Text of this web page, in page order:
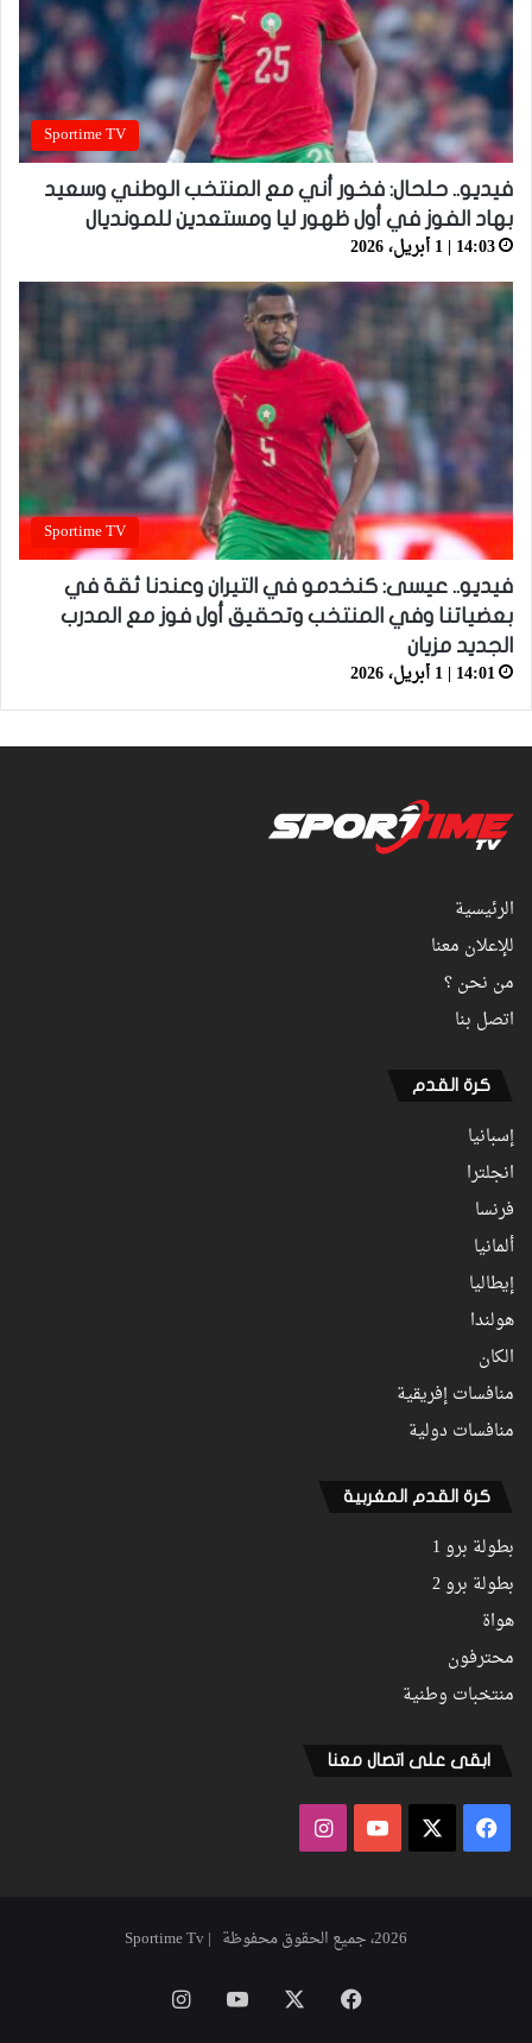
Sportime TV
فيديو.. حلحال: فخور أني مع المنتخب الوطني وسعيد
بهاد الفوز في أول ظهور ليا ومستعدين للمونديال
14:03 | 1 أبريل، 2026
Sportime TV
فيديو.. عيسى: كنخدمو في التيران وعندنا ثقة في
بعضياتنا وفي المنتخب وتحقيق أول فوز مع المدرب
الجديد مزيان
14:01 | 1 أبريل، 2026
الرئيسية
للإعلان معنا
من نحن ؟
اتصل بنا
كرة القدم
إسبانيا
انجلترا
فرنسا
ألمانيا
إيطاليا
هولندا
الكان
منافسات إفريقية
منافسات دولية
كرة القدم المغربية
بطولة برو 1
بطولة برو 2
هواة
محترفون
منتخبات وطنية
ابقى على اتصال معنا
فيسبوك ‫YouTubeانستقرام
2026، جميع الحقوق محفوظة | Sportime Tv
فيسبوك ‫YouTubeانستقرام